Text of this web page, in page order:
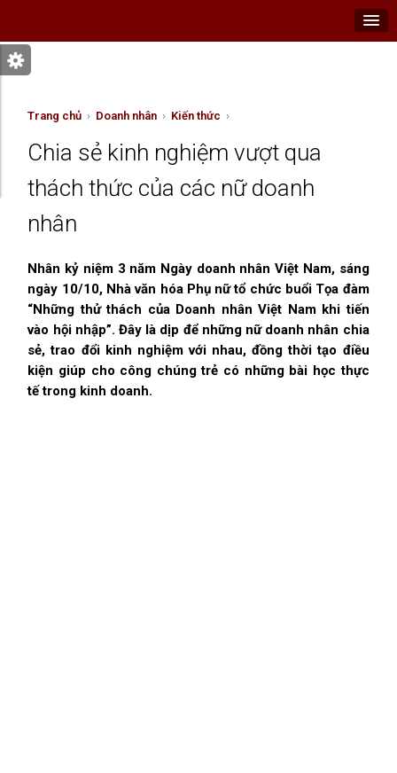
Trang chủ › Doanh nhân › Kiến thức ›
Chia sẻ kinh nghiệm vượt qua
thách thức của các nữ doanh
nhân
Nhân kỷ niệm 3 năm Ngày doanh nhân Việt Nam, sáng
ngày 10/10, Nhà văn hóa Phụ nữ tổ chức buổi Tọa đàm
“Những thử thách của Doanh nhân Việt Nam khi tiến
vào hội nhập”. Đây là dịp để những nữ doanh nhân chia
sẻ, trao đổi kinh nghiệm với nhau, đồng thời tạo điều
kiện giúp cho công chúng trẻ có những bài học thực
tế trong kinh doanh.